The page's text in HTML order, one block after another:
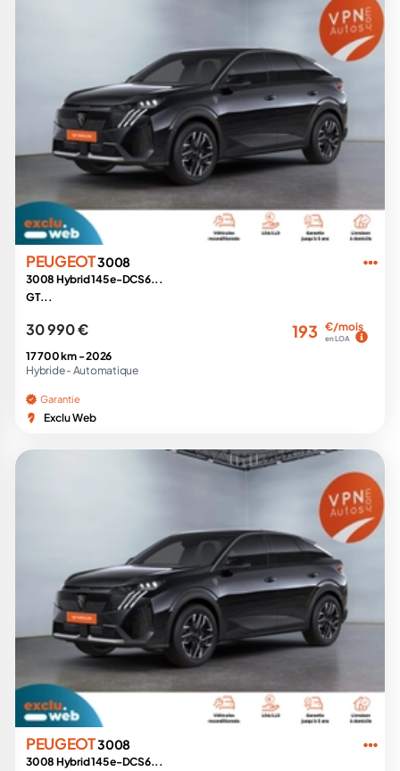
PEUGEOT3008
3008 Hybrid 145 e-DCS6...
GT...
30 990 € 193 €/mois
en LOA
17 700 km -2026
Hybride - Automatique
Garantie
Exclu Web
PEUGEOT3008
3008 Hybrid 145 e-DCS6...